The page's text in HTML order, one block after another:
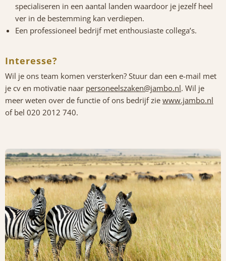
specialiseren in een aantal landen waardoor je jezelf heel
ver in de bestemming kan verdiepen.
Een professioneel bedrijf met enthousiaste collega’s.
Interesse?
Wil je ons team komen versterken? Stuur dan een e-mail met
je cv en motivatie naar personeelszaken@jambo.nl. Wil je
meer weten over de functie of ons bedrijf zie www.jambo.nl
of bel 020 2012 740.